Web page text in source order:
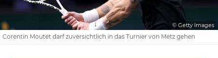
© Getty Images
Corentin Moutet darf zuversichtlich in das Turnier von Metz gehen